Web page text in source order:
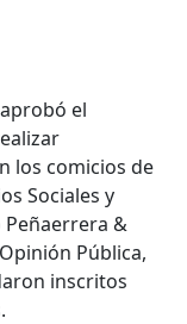
el
los comicios de
Sociales y
Peñaerrera &
Pública,
inscritos